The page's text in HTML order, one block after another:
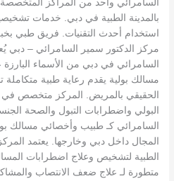
السامرائي واحد من المراكز المتخصصة
بالمدينة الطبية في دبي. خدمات
استخدام أحدث التقنيات. فريق طبي
مركز الدكتور سمير السامرائي – دبي
السامرائي في دبي من الأسماء
مسالك بولية يقدم رعاية طبية متكاملة
الحقيقي بالمريض. المركز متخصص في
البولي واضطرابات التبول والصحة
السامرائي كـ طبيب وأخصائي مسالك
المجال داخل دبي وخارجها. يعتمد
الطبية لتشخيص وعلاج اضطرابات
متطورة لـ علاج ضعف الانتصاب